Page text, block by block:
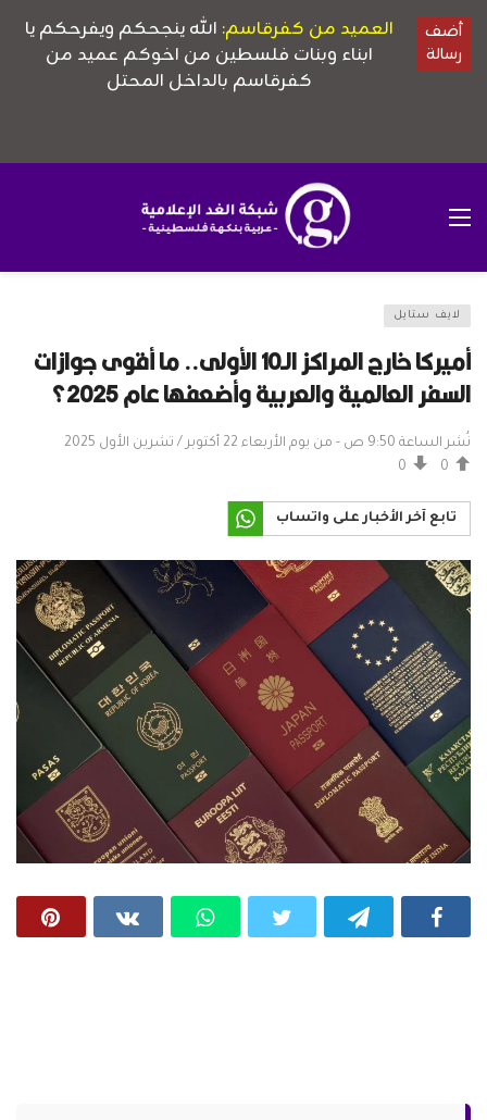
لايف ستايل
أميركا خارج المراكز الـ10 الأولى.. ما أقوى جوازات
السفر العالمية والعربية وأضعفها عام 2025؟
نُشر الساعة 9:50 ص - من يوم الأربعاء 22 أكتوبر / تشرين الأول 2025
0
0
تابع آخر الأخبار على واتساب